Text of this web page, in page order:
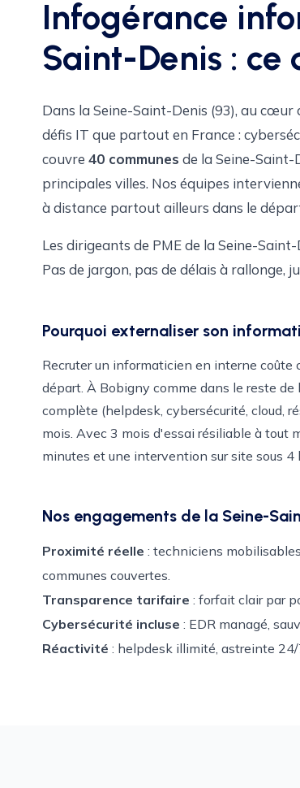
Infogérance
Saint-Denis : ce
Dans la Seine-Saint-Denis (93), au
défis IT que partout en France :
couvre 40 communes de la Seine-Saint-
principales villes. Nos équipes
à distance partout ailleurs dans le
Les dirigeants de PME de la Seine-
Pas de jargon, pas de délais à rallonge,
Pourquoi externaliser son
Recruter un informaticien en interne coûte
départ. À Bobigny comme dans le reste
complète (helpdesk, cybersécurité, cloud,
mois. Avec 3 mois d'essai résiliable à tout
minutes et une intervention sur site sous 4
Nos engagements de la Seine-
Proximité réelle : techniciens
communes couvertes.
Transparence tarifaire : forfait clair par
Cybersécurité incluse : EDR managé,
Réactivité : helpdesk illimité, astreinte